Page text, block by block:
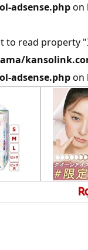
adsense.phpon
to read property
adsense.phpon